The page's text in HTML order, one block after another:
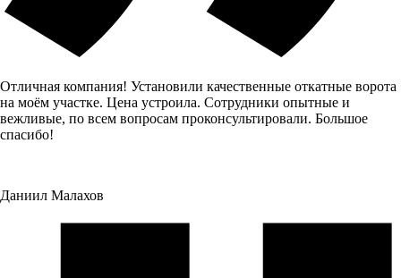
Отличная компания! Установили качественные откатные ворота
на моём участке. Цена устроила. Сотрудники опытные и
вежливые, по всем вопросам проконсультировали. Большое
спасибо!
Даниил Малахов